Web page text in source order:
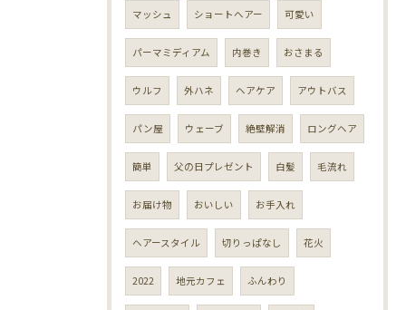
マッシュ ショートヘアー 可愛い
パーマミディアム 内巻き おさまる
ウルフ 外ハネ ヘアケア アウトバス
パン屋 ウェーブ 絶壁解消 ロングヘア
簡単 父の日プレゼント 白髪 毛流れ
お届け物 おいしい お手入れ
ヘアースタイル 切りっぱなし 花火
2022 地元カフェ ふんわり